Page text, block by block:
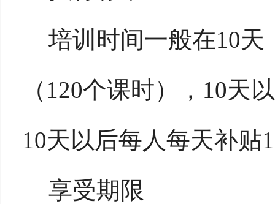
培训时间一般在10天
（120个课时），10天
10天以后每人每天补贴
享受期限